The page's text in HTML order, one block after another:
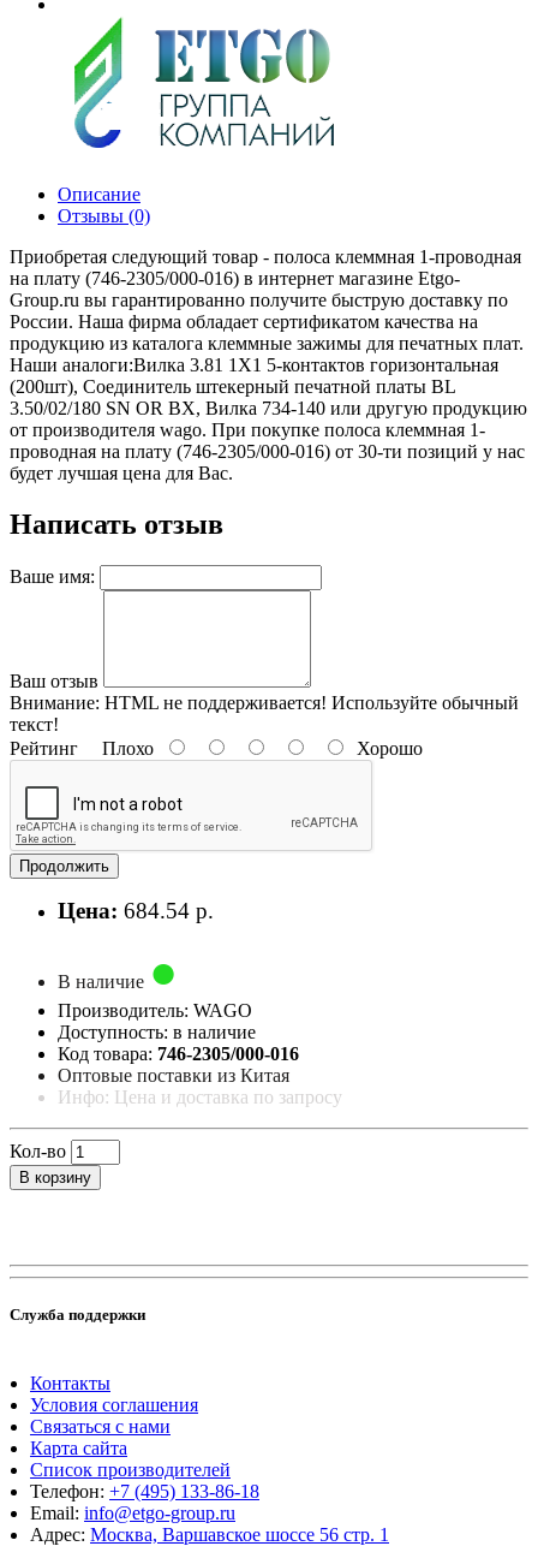
Описание
Отзывы (0)
Приобретая следующий товар - полоса клеммная 1-проводная
на плату (746-2305/000-016) в интернет магазине Etgo-
Group.ru вы гарантированно получите быструю доставку по
России. Наша фирма обладает сертификатом качества на
продукцию из каталога клеммные зажимы для печатных плат.
Наши аналоги:Вилка 3.81 1X1 5-контактов горизонтальная
(200шт), Соединитель штекерный печатной платы BL
3.50/02/180 SN OR BX, Вилка 734-140 или другую продукцию
от производителя wago. При покупке полоса клеммная 1-
проводная на плату (746-2305/000-016) от 30-ти позиций у нас
будет лучшая цена для Вас.
Написать отзыв
Ваше имя:
Ваш отзыв
Внимание: HTML не поддерживается! Используйте обычный
текст!
Рейтинг Плохо Хорошо
Продолжить
Цена: 684.54 р.
В наличие
Производитель: WAGO
Доступность: в наличие
Код товара: 746-2305/000-016
Оптовые поставки из Китая
Инфо: Цена и доставка по запросу
Кол-во
В корзину
Служба поддержки
Контакты
Условия соглашения
Связаться с нами
Карта сайта
Список производителей
Телефон: +7 (495) 133-86-18
Email: info@etgo-group.ru
Адрес: Москва, Варшавское шоссе 56 стр. 1